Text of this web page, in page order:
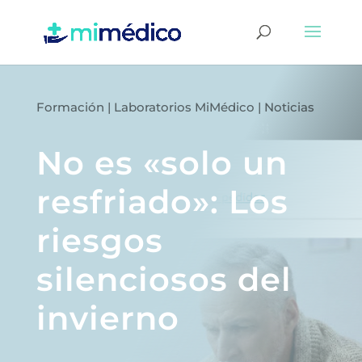
Formación | Laboratorios MiMédico | Noticias
No es «solo un
resfriado»: Los
riesgos
silenciosos del
invierno